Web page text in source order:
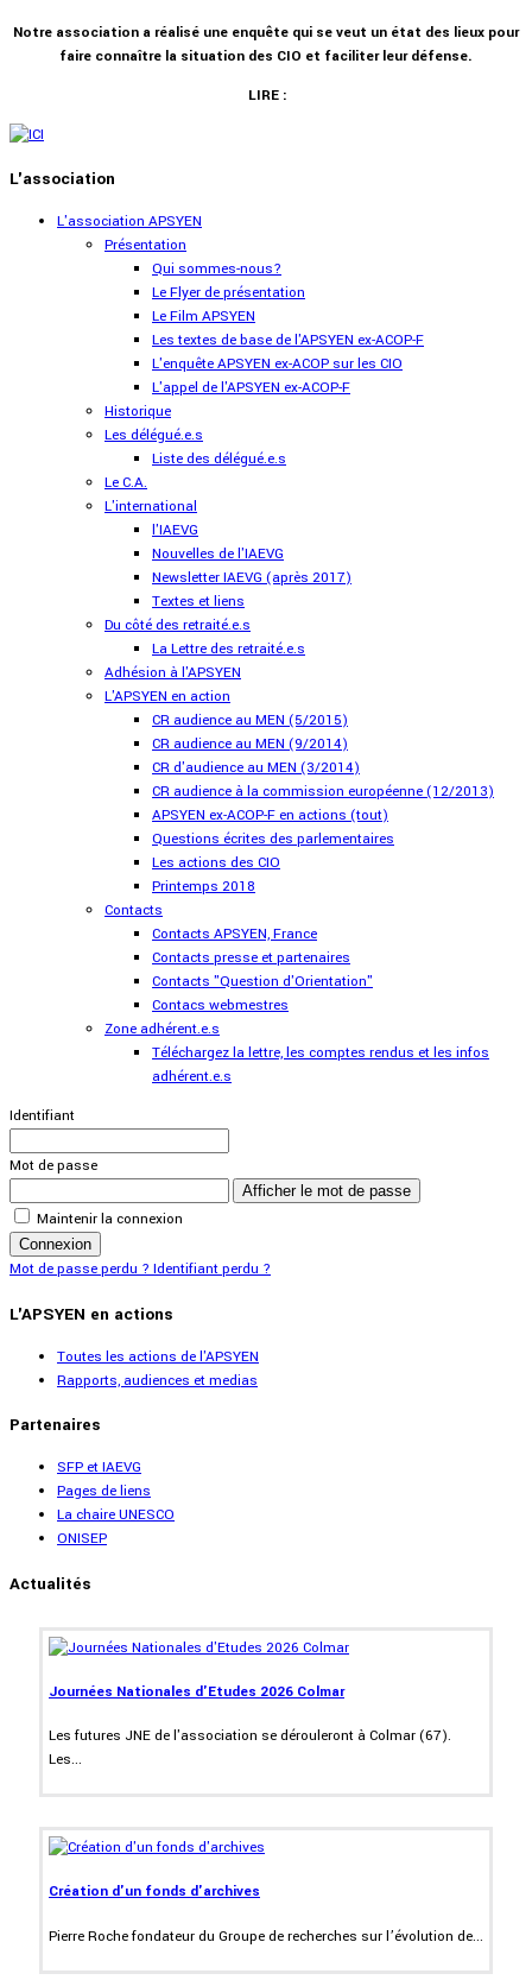
Notre association a réalisé une enquête qui se veut un état des lieux pour
faire connaître la situation des CIO et faciliter leur défense.
LIRE :
L'association
L'association APSYEN
Présentation
Qui sommes-nous?
Le Flyer de présentation
Le Film APSYEN
Les textes de base de l'APSYEN ex-ACOP-F
L'enquête APSYEN ex-ACOP sur les CIO
L'appel de l'APSYEN ex-ACOP-F
Historique
Les délégué.e.s
Liste des délégué.e.s
Le C.A.
L'international
l'IAEVG
Nouvelles de l'IAEVG
Newsletter IAEVG (après 2017)
Textes et liens
Du côté des retraité.e.s
La Lettre des retraité.e.s
Adhésion à l'APSYEN
L'APSYEN en action
CR audience au MEN (5/2015)
CR audience au MEN (9/2014)
CR d'audience au MEN (3/2014)
CR audience à la commission européenne (12/2013)
APSYEN ex-ACOP-F en actions (tout)
Questions écrites des parlementaires
Les actions des CIO
Printemps 2018
Contacts
Contacts APSYEN, France
Contacts presse et partenaires
Contacts "Question d'Orientation"
Contacs webmestres
Zone adhérent.e.s
Téléchargez la lettre, les comptes rendus et les infos
adhérent.e.s
Identifiant
Mot de passe
Afficher le mot de passe
Maintenir la connexion
Connexion
Mot de passe perdu ?Identifiant perdu ?
L'APSYEN en actions
Toutes les actions de l'APSYEN
Rapports, audiences et medias
Partenaires
SFP et IAEVG
Pages de liens
La chaire UNESCO
ONISEP
Actualités
Journées Nationales d'Etudes 2026 Colmar
Les futures JNE de l'association se dérouleront à Colmar (67).
Les...
Création d'un fonds d'archives
Pierre Roche fondateur du Groupe de recherches sur l’évolution de...